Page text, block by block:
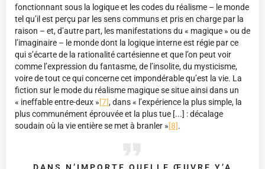
fonctionnant sous la logique et les codes du réalisme – le monde
tel qu’il est perçu par les sens communs et pris en charge par la
raison – et, d’autre part, les manifestations du « magique » ou de
l’imaginaire – le monde dont la logique interne est régie par ce
qui s’écarte de la rationalité cartésienne et que l’on peut voir
comme l’expression du fantasme, de l’insolite, du mysticisme,
voire de tout ce qui concerne cet impondérable qu’est la vie. La
fiction sur le mode du réalisme magique se situe ainsi dans un
« ineffable entre-deux »[7], dans « l’expérience la plus simple, la
plus communément éprouvée et la plus tue [...] : décalage
soudain où la vie entière se met à branler »[8].